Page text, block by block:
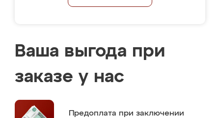
Ваша выгода при
заказе у нас
Предоплата при заключении